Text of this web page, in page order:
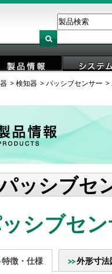
製品情報 システ
検知器 パッシブセンサー
ッシブセ
シブセ
特徴・仕様 外形寸法